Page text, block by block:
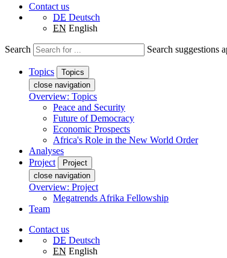
Contact us
DE Deutsch
EN English
Search Search suggestions
Topics
Topics
close navigation
Overview: Topics
Peace and Security
Future of Democracy
Economic Prospects
Africa's Role in the New World Order
Analyses
Project
Project
close navigation
Overview: Project
Megatrends Afrika Fellowship
Team
Contact us
DE Deutsch
EN English